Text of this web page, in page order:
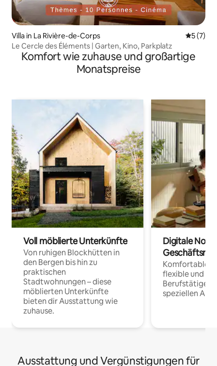
Villa in La Rivière-de-Corps
5 (7)
Le Cercle des Éléments | Garten, Kino, Parkplatz
Komfort wie zuhause und großartige
Monatspreise
Voll möblierte Unterkünfte
Von ruhigen Blockhütten in
den Bergen bis hin zu
praktischen
Stadtwohnungen – diese
möblierten Unterkünfte
bieten dir Ausstattung wie
zuhause.
Digitale
Komfortable
flexible und
Berufstätige
speziellen
Ausstattung und Vergünstigungen für